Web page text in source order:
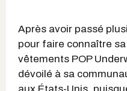
Après avoir passé
pour faire connaître
vêtements POP
dévoilé à sa